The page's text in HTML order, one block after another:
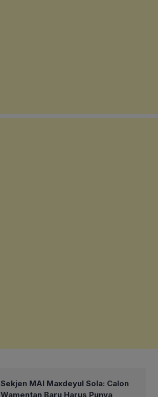
Sekjen MAI Maxdeyul Sola: Calon
Wamentan Baru Harus Punya